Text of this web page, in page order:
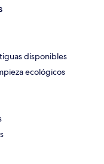
disponibles
ecológicos